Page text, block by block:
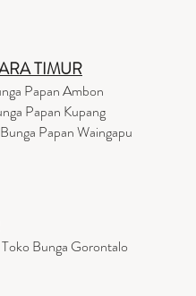
TIMUR
Papan Ambon
Papan Kupang
Papan Waingapu
Bunga Gorontalo